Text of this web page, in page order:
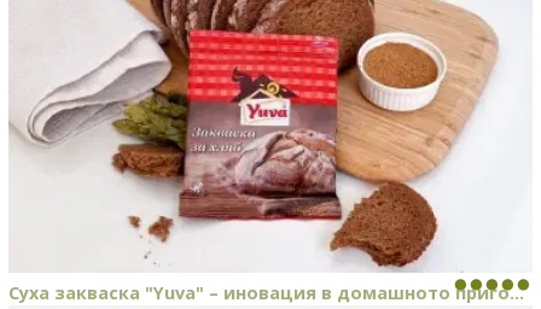
Суха закваска "Yuva" – иновация в домашното приго...